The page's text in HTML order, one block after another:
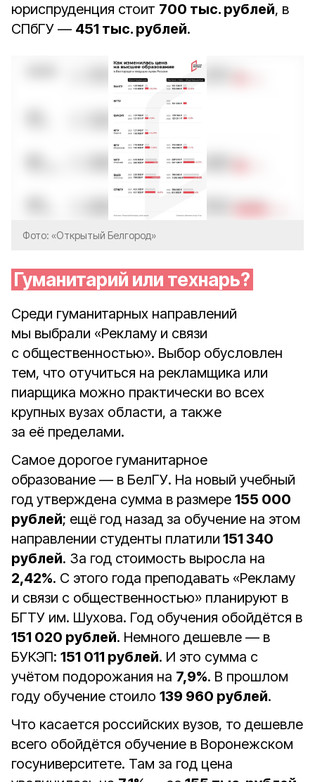
юриспруденция стоит 700 тыс. рублей, в
СПбГУ — 451 тыс. рублей.
Фото: «Открытый Белгород»
Гуманитарий или технарь?
Среди гуманитарных направлений
мы выбрали «Рекламу и связи
с общественностью». Выбор обусловлен
тем, что отучиться на рекламщика или
пиарщика можно практически во всех
крупных вузах области, а также
за её пределами.
Самое дорогое гуманитарное
образование — в БелГУ. На новый учебный
год утверждена сумма в размере 155 000
рублей; ещё год назад за обучение на этом
направлении студенты платили 151 340
рублей. За год стоимость выросла на
2,42%. С этого года преподавать «Рекламу
и связи с общественностью» планируют в
БГТУ им. Шухова. Год обучения обойдётся в
151 020 рублей. Немного дешевле — в
БУКЭП: 151 011 рублей. И это сумма с
учётом подорожания на 7,9%. В прошлом
году обучение стоило 139 960 рублей.
Что касается российских вузов, то дешевле
всего обойдётся обучение в Воронежском
госуниверситете. Там за год цена